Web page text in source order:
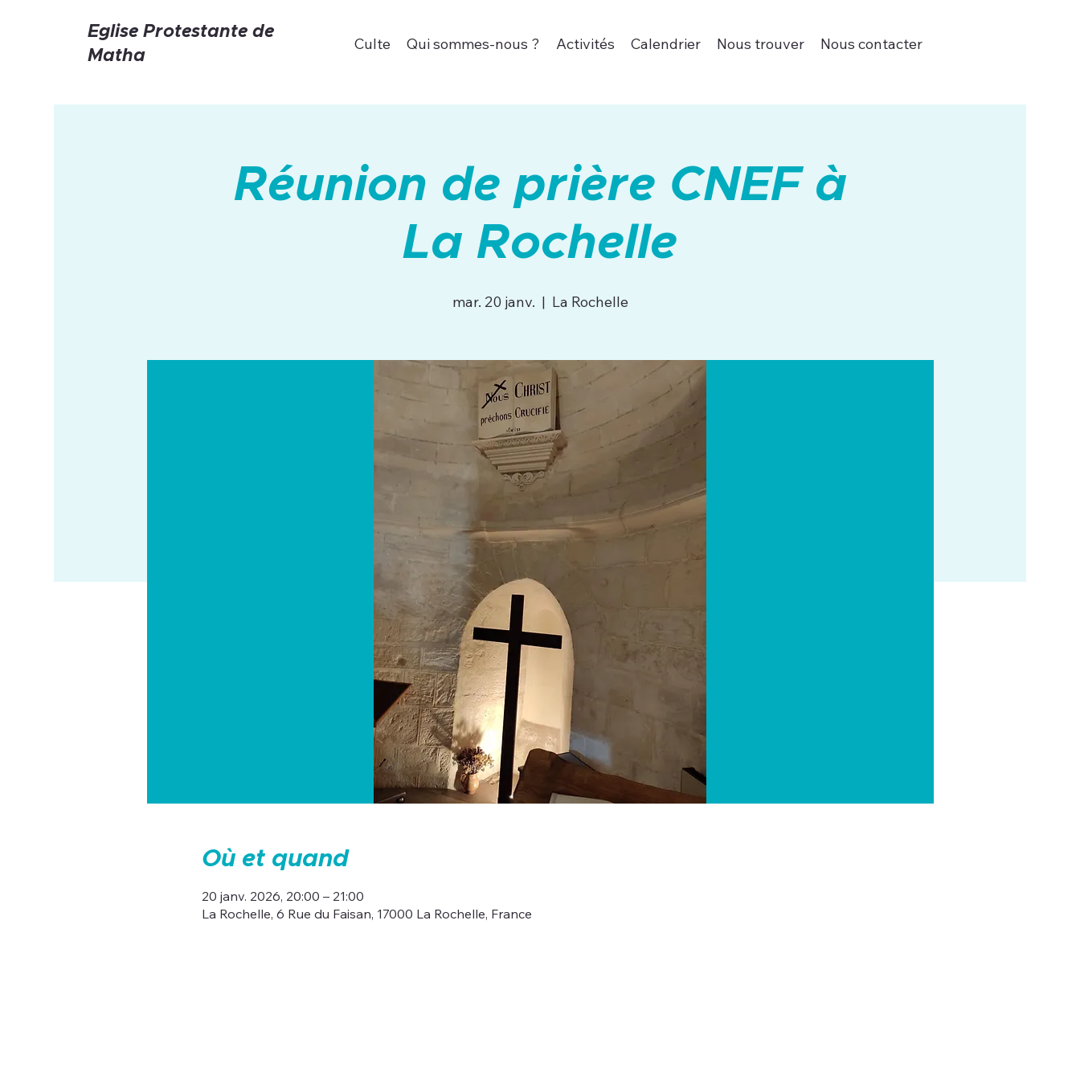
Eglise Protestante de
Matha
Culte Qui sommes-nous ? Activités Calendrier Nous trouver Nous contacter
Réunion de prière CNEF à
La Rochelle
mar. 20 janv.
  |
La Rochelle
Où et quand
20 janv. 2026, 20:00 – 21:00
La Rochelle, 6 Rue du Faisan, 17000 La Rochelle, France